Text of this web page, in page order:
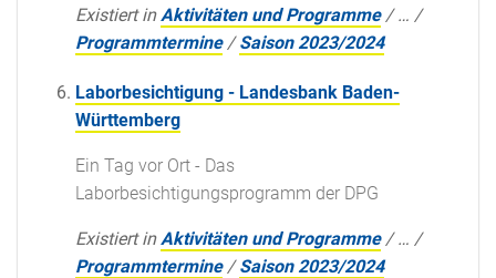
Existiert in Aktivitäten und Programme /… /
Programmtermine /Saison 2023/2024
Laborbesichtigung - Landesbank Baden-
Württemberg
Ein Tag vor Ort - Das
Laborbesichtigungsprogramm der DPG
Existiert in Aktivitäten und Programme /… /
Programmtermine /Saison 2023/2024